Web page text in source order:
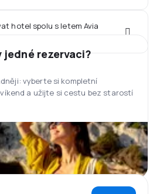
hotel spolu s letem Avia
jedné rezervaci?
vyberte si kompletní
a užijte si cestu bez starostí